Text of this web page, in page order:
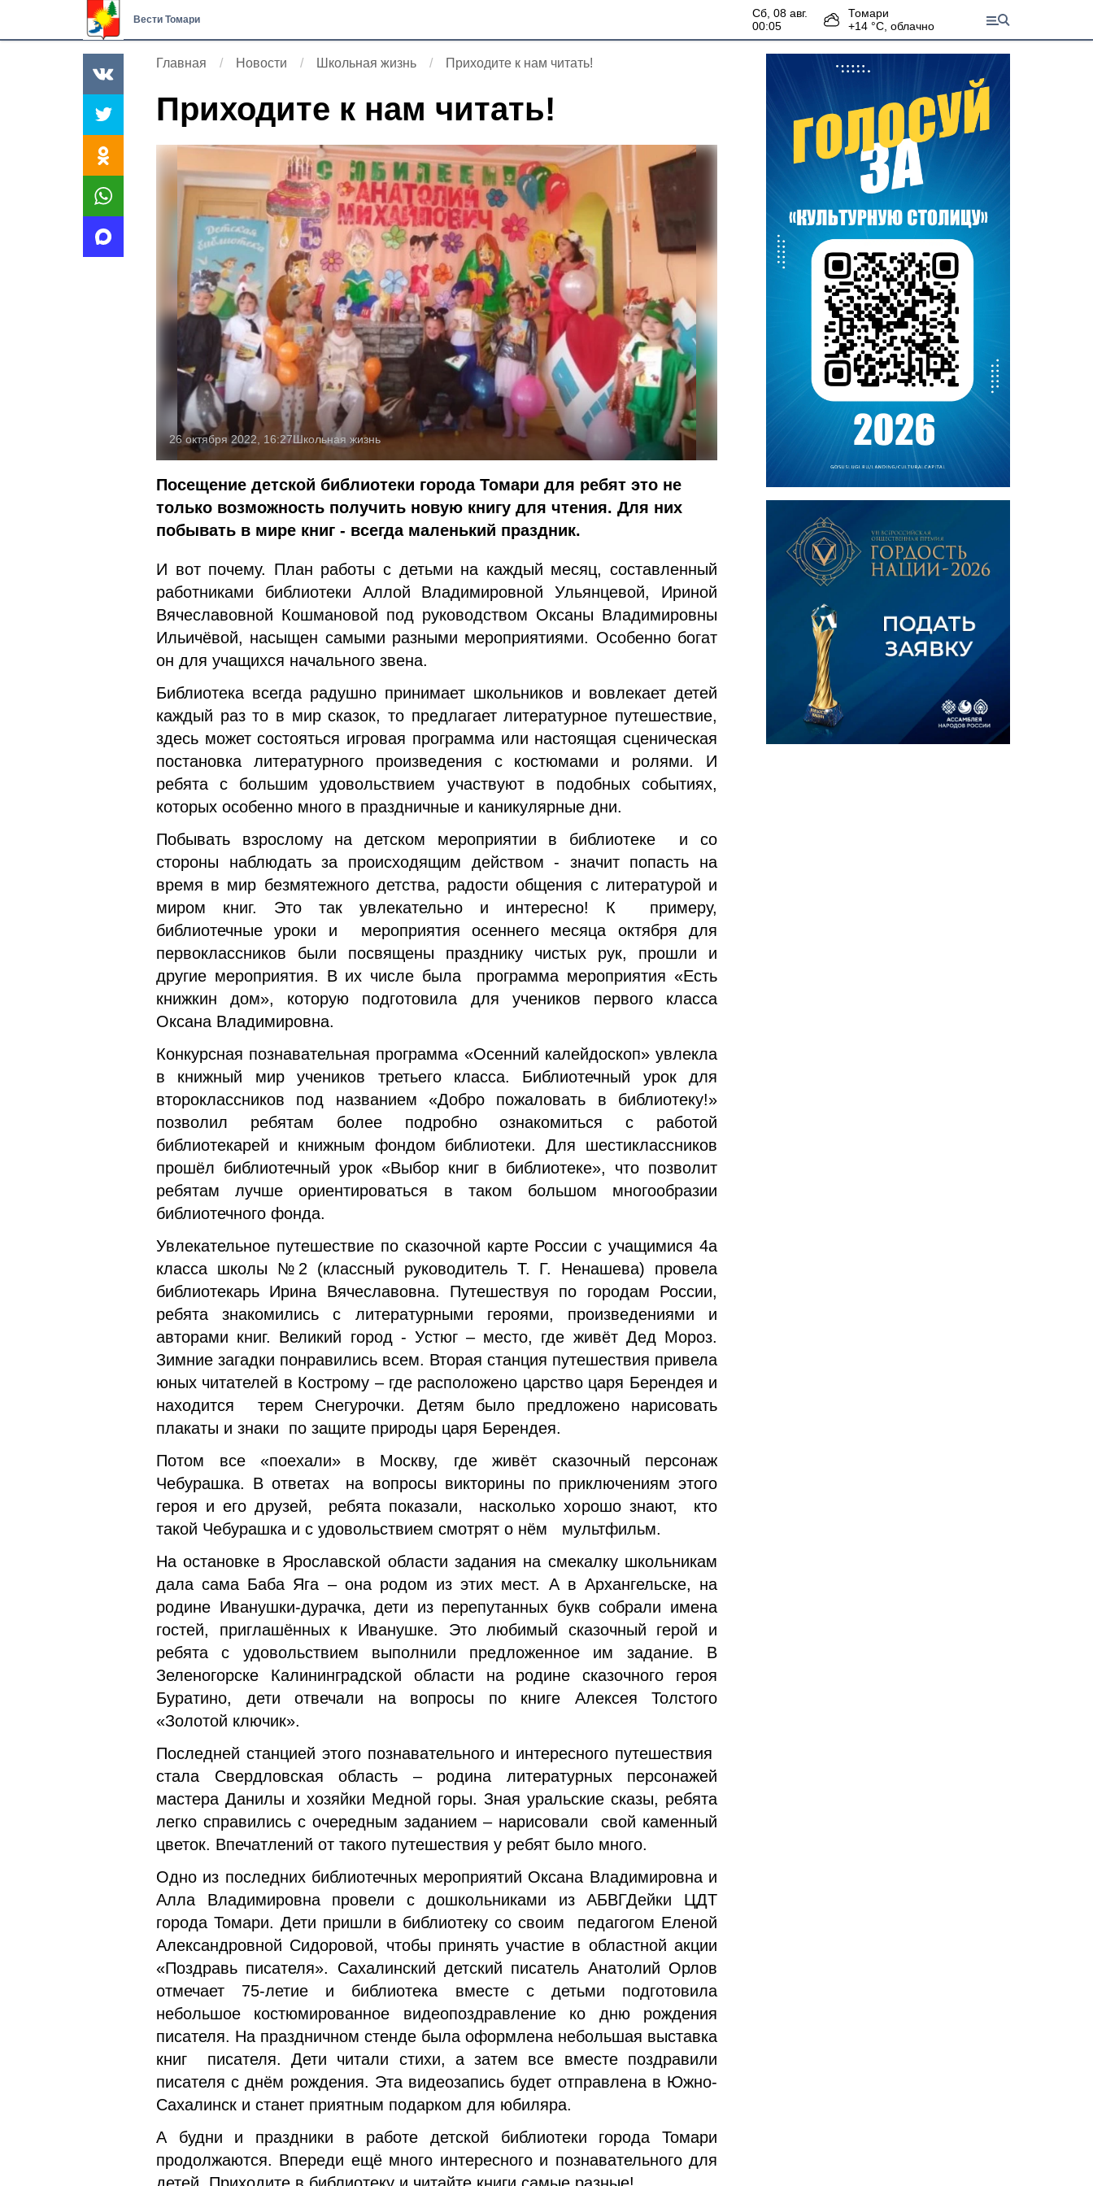
Вести Томари
сб, 08 авг.
00:05
Томари
+14 °С, облачно
Главная Новости Школьная жизнь Приходите к нам читать!
Приходите к нам читать!
26 октября 2022, 16:27Школьная жизнь
Посещение детской библиотеки города Томари для ребят это не
только возможность получить новую книгу для чтения. Для них
побывать в мире книг - всегда маленький праздник.
И вот почему. План работы с детьми на каждый месяц, составленный
работниками библиотеки Аллой Владимировной Ульянцевой, Ириной
Вячеславовной Кошмановой под руководством Оксаны Владимировны
Ильичёвой, насыщен самыми разными мероприятиями. Особенно богат
он для учащихся начального звена.
Библиотека всегда радушно принимает школьников и вовлекает детей
каждый раз то в мир сказок, то предлагает литературное путешествие,
здесь может состояться игровая программа или настоящая сценическая
постановка литературного произведения с костюмами и ролями. И
ребята с большим удовольствием участвуют в подобных событиях,
которых особенно много в праздничные и каникулярные дни.
Побывать взрослому на детском мероприятии в библиотеке и со
стороны наблюдать за происходящим действом - значит попасть на
время в мир безмятежного детства, радости общения с литературой и
миром книг. Это так увлекательно и интересно! К примеру,
библиотечные уроки и мероприятия осеннего месяца октября для
первоклассников были посвящены празднику чистых рук, прошли и
другие мероприятия. В их числе была программа мероприятия «Есть
книжкин дом», которую подготовила для учеников первого класса
Оксана Владимировна.
Конкурсная познавательная программа «Осенний калейдоскоп» увлекла
в книжный мир учеников третьего класса. Библиотечный урок для
второклассников под названием «Добро пожаловать в библиотеку!»
позволил ребятам более подробно ознакомиться с работой
библиотекарей и книжным фондом библиотеки. Для шестиклассников
прошёл библиотечный урок «Выбор книг в библиотеке», что позволит
ребятам лучше ориентироваться в таком большом многообразии
библиотечного фонда.
Увлекательное путешествие по сказочной карте России с учащимися 4а
класса школы №2 (классный руководитель Т. Г. Ненашева) провела
библиотекарь Ирина Вячеславовна. Путешествуя по городам России,
ребята знакомились с литературными героями, произведениями и
авторами книг. Великий город - Устюг – место, где живёт Дед Мороз.
Зимние загадки понравились всем. Вторая станция путешествия привела
юных читателей в Кострому – где расположено царство царя Берендея и
находится терем Снегурочки. Детям было предложено нарисовать
плакаты и знаки по защите природы царя Берендея.
Потом все «поехали» в Москву, где живёт сказочный персонаж
Чебурашка. В ответах на вопросы викторины по приключениям этого
героя и его друзей, ребята показали, насколько хорошо знают, кто
такой Чебурашка и с удовольствием смотрят о нём мультфильм.
На остановке в Ярославской области задания на смекалку школьникам
дала сама Баба Яга – она родом из этих мест. А в Архангельске, на
родине Иванушки-дурачка, дети из перепутанных букв собрали имена
гостей, приглашённых к Иванушке. Это любимый сказочный герой и
ребята с удовольствием выполнили предложенное им задание. В
Зеленогорске Калининградской области на родине сказочного героя
Буратино, дети отвечали на вопросы по книге Алексея Толстого
«Золотой ключик».
Последней станцией этого познавательного и интересного путешествия
стала Свердловская область – родина литературных персонажей
мастера Данилы и хозяйки Медной горы. Зная уральские сказы, ребята
легко справились с очередным заданием – нарисовали свой каменный
цветок. Впечатлений от такого путешествия у ребят было много.
Одно из последних библиотечных мероприятий Оксана Владимировна и
Алла Владимировна провели с дошкольниками из АБВГДейки ЦДТ
города Томари. Дети пришли в библиотеку со своим педагогом Еленой
Александровной Сидоровой, чтобы принять участие в областной акции
«Поздравь писателя». Сахалинский детский писатель Анатолий Орлов
отмечает 75-летие и библиотека вместе с детьми подготовила
небольшое костюмированное видеопоздравление ко дню рождения
писателя. На праздничном стенде была оформлена небольшая выставка
книг писателя. Дети читали стихи, а затем все вместе поздравили
писателя с днём рождения. Эта видеозапись будет отправлена в Южно-
Сахалинск и станет приятным подарком для юбиляра.
А будни и праздники в работе детской библиотеки города Томари
продолжаются. Впереди ещё много интересного и познавательного для